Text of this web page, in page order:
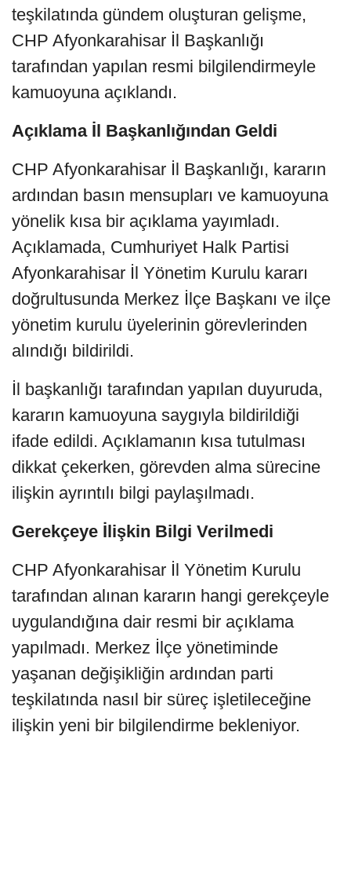
teşkilatında gündem oluşturan gelişme,
CHP Afyonkarahisar İl Başkanlığı
tarafından yapılan resmi bilgilendirmeyle
kamuoyuna açıklandı.
Açıklama İl Başkanlığından Geldi
CHP Afyonkarahisar İl Başkanlığı, kararın
ardından basın mensupları ve kamuoyuna
yönelik kısa bir açıklama yayımladı.
Açıklamada, Cumhuriyet Halk Partisi
Afyonkarahisar İl Yönetim Kurulu kararı
doğrultusunda Merkez İlçe Başkanı ve ilçe
yönetim kurulu üyelerinin görevlerinden
alındığı bildirildi.
İl başkanlığı tarafından yapılan duyuruda,
kararın kamuoyuna saygıyla bildirildiği
ifade edildi. Açıklamanın kısa tutulması
dikkat çekerken, görevden alma sürecine
ilişkin ayrıntılı bilgi paylaşılmadı.
Gerekçeye İlişkin Bilgi Verilmedi
CHP Afyonkarahisar İl Yönetim Kurulu
tarafından alınan kararın hangi gerekçeyle
uygulandığına dair resmi bir açıklama
yapılmadı. Merkez İlçe yönetiminde
yaşanan değişikliğin ardından parti
teşkilatında nasıl bir süreç işletileceğine
ilişkin yeni bir bilgilendirme bekleniyor.